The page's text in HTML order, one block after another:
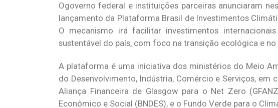
Ogoverno federal e instituições parceiras anunciaram
lançamento da Plataforma Brasil de Investimentos
O mecanismo irá facilitar investimentos
sustentável do país, com foco na transição ecológica e
A plataforma é uma iniciativa dos ministérios do Meio
do Desenvolvimento, Indústria, Comércio e Serviços,
Aliança Financeira de Glasgow para o Net Zero
Econômico e Social (BNDES), e o Fundo Verde para o